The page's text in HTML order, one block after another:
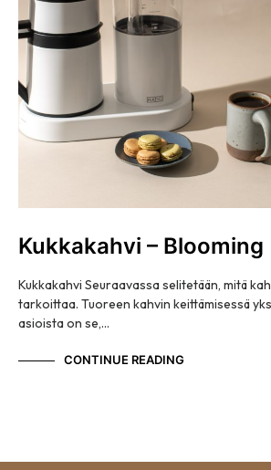
Kukkakahvi – Blooming
Kukkakahvi Seuraavassa selitetään, mitä
tarkoittaa. Tuoreen kahvin keittämisessä
asioista on se,…
CONTINUE READING